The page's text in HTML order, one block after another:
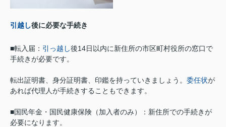
引越し後に必要な手続き
■転入届： 引っ越し後14日以内に新住所の市区町村役所の窓口で
手続きが必要です。
転出証明書、身分証明書、印鑑を持っていきましょう。 委任状が
あれば代理人が手続きすることもできます。
■国民年金・国民健康保険（加入者のみ）：新住所での手続きが
必要になります。